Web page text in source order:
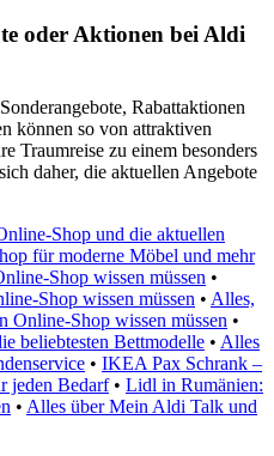
oder Aktionen bei Aldi
Rabattaktionen
können so von attraktiven
Traumreise zu einem besonders
daher, die aktuellen Angebote
Shop und die aktuellen
für moderne Möbel und mehr
Shop wissen müssen •
Shop wissen müssen • Alles,
Online-Shop wissen müssen •
beliebtesten Bettmodelle • Alles
• IKEA Pax Schrank –
jeden Bedarf• Lidl in Rumänien:
• Alles über Mein Aldi Talk und